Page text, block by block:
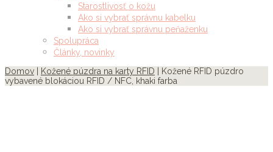
Starostlivosť o kožu
Ako si vybrať správnu kabelku
Ako si vybrať správnu peňaženku
Spolupráca
Články, novinky
Domov
Kožené púzdra na karty RFID | Kožené RFID púzdro
vybavené blokáciou RFID / NFC, khaki farba